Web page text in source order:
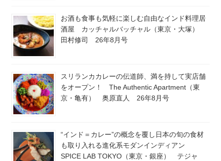
お酒も食事も気軽に楽しむ自由なインド料理居
酒屋 カッチャルバッチャル（東京・大塚）
田村修司 26年8月号
スリランカカレーの伝道師、満を持して実店舗
をオープン！ The Authentic Apartment（東
京・亀有） 奥原直人 26年8月号
“インド＝カレー”の概念を覆し日本の旬の食材
も取り入れる進化系モダンインディアン
SPICE LAB TOKYO（東京・銀座） テジャ